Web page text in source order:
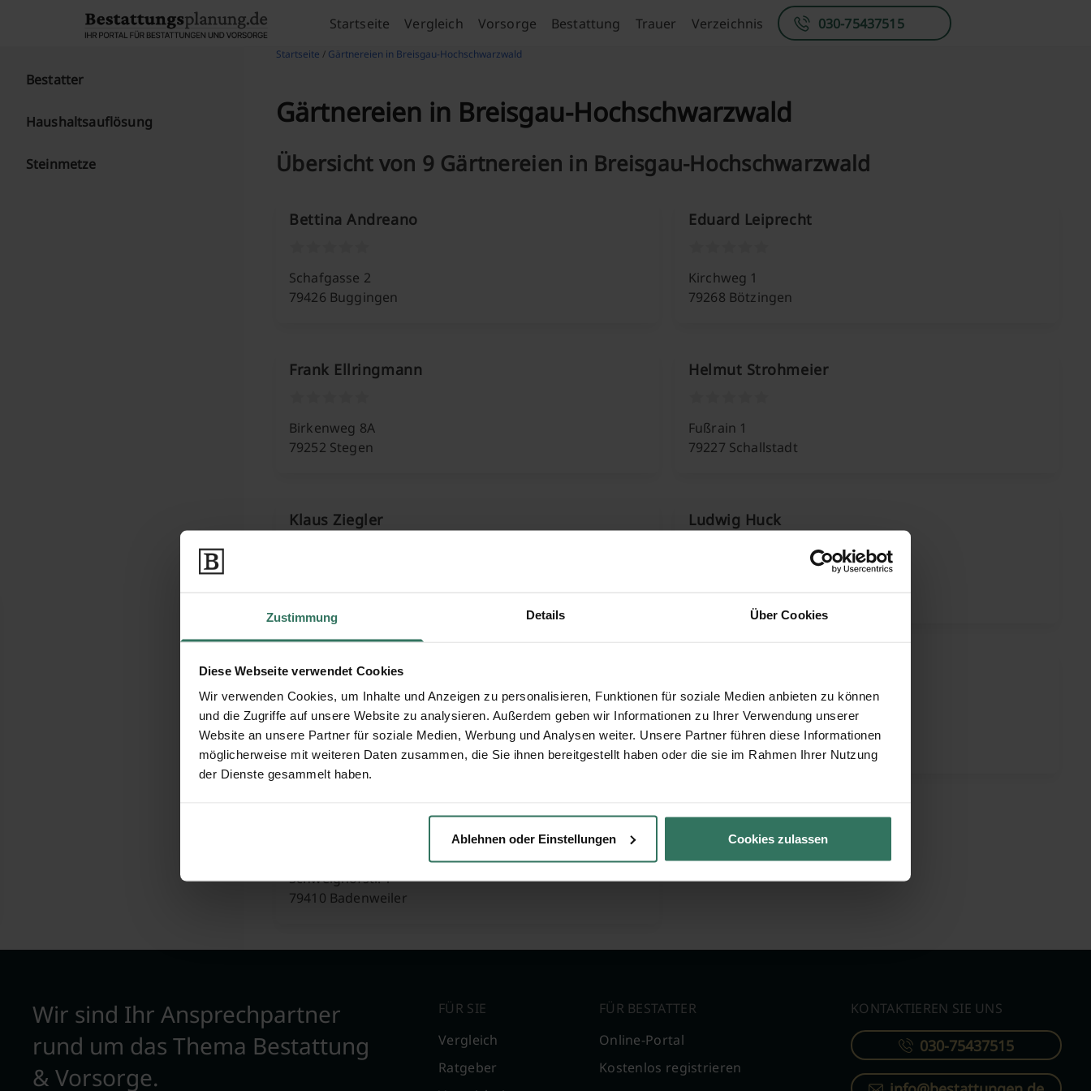
Zustimmung Details Über Cookies
Diese Webseite verwendet Cookies
Wir verwenden Cookies, um Inhalte und Anzeigen zu personalisieren, Funktionen für soziale Medien anbieten zu können
und die Zugriffe auf unsere Website zu analysieren. Außerdem geben wir Informationen zu Ihrer Verwendung unserer
Website an unsere Partner für soziale Medien, Werbung und Analysen weiter. Unsere Partner führen diese Informationen
möglicherweise mit weiteren Daten zusammen, die Sie ihnen bereitgestellt haben oder die sie im Rahmen Ihrer Nutzung
der Dienste gesammelt haben.
Ablehnen oder Einstellungen Cookies zulassen
Startseite Vergleich Vorsorge Bestattung Trauer Verzeichnis 030-75437515
Bestatter
Haushaltsauflösung
Steinmetze
Startseite / Gärtnereien in Breisgau-Hochschwarzwald
Gärtnereien in Breisgau-Hochschwarzwald
Übersicht von 9 Gärtnereien in Breisgau-Hochschwarzwald
Bettina Andreano
Schafgasse 2
79426 Buggingen
Eduard Leiprecht
Kirchweg 1
79268 Bötzingen
Frank Ellringmann
Birkenweg 8A
79252 Stegen
Helmut Strohmeier
Fußrain 1
79227 Schallstadt
Klaus Ziegler Ludwig Huck
Marion Nußbaumer
Belchenstr. 26
79238 Ehrenkirchen
Vörstetter Str. 44
79194 Gundelfingen
PlantHunter Gärtnerei
Schweighofstr. 1
79410 Badenweiler
Wir sind Ihr Ansprechpartner
rund um das Thema Bestattung
& Vorsorge.
FÜR SIE
Vergleich
Ratgeber
FÜR BESTATTER
Online-Portal
Kostenlos registrieren
KONTAKTIEREN SIE UNS
030-75437515